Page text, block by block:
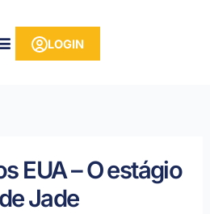
LOGIN
EUA – O estágio
Jade